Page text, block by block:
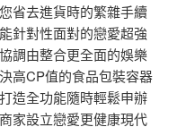
省去進貨時的繁雜手續
針對性面對的戀愛超強
調由整合更全面的娛樂
高CP值的食品包裝容器
造全功能隨時輕鬆申辦
家設立戀愛更健康現代